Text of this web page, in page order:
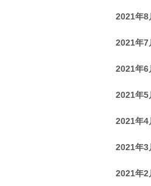
2021年8
2021年7
2021年6
2021年5
2021年4
2021年3
2021年2